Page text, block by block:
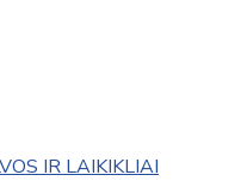
IR LAIKIKLIAI